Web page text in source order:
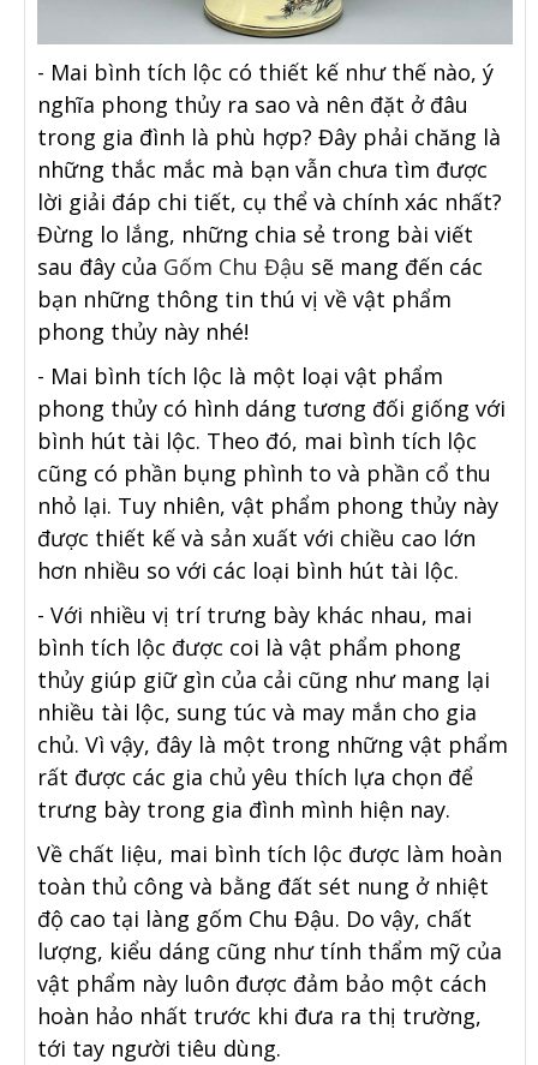
- Mai bình tích lộc có thiết kế như thế nào, ý
nghĩa phong thủy ra sao và nên đặt ở đâu
trong gia đình là phù hợp? Đây phải chăng là
những thắc mắc mà bạn vẫn chưa tìm được
lời giải đáp chi tiết, cụ thể và chính xác nhất?
Đừng lo lắng, những chia sẻ trong bài viết
sau đây của Gốm Chu Đậu sẽ mang đến các
bạn những thông tin thú vị về vật phẩm
phong thủy này nhé!
- Mai bình tích lộc là một loại vật phẩm
phong thủy có hình dáng tương đối giống với
bình hút tài lộc. Theo đó, mai bình tích lộc
cũng có phần bụng phình to và phần cổ thu
nhỏ lại. Tuy nhiên, vật phẩm phong thủy này
được thiết kế và sản xuất với chiều cao lớn
hơn nhiều so với các loại bình hút tài lộc.
- Với nhiều vị trí trưng bày khác nhau, mai
bình tích lộc được coi là vật phẩm phong
thủy giúp giữ gìn của cải cũng như mang lại
nhiều tài lộc, sung túc và may mắn cho gia
chủ. Vì vậy, đây là một trong những vật phẩm
rất được các gia chủ yêu thích lựa chọn để
trưng bày trong gia đình mình hiện nay.
Về chất liệu, mai bình tích lộc được làm hoàn
toàn thủ công và bằng đất sét nung ở nhiệt
độ cao tại làng gốm Chu Đậu. Do vậy, chất
lượng, kiểu dáng cũng như tính thẩm mỹ của
vật phẩm này luôn được đảm bảo một cách
hoàn hảo nhất trước khi đưa ra thị trường,
tới tay người tiêu dùng.